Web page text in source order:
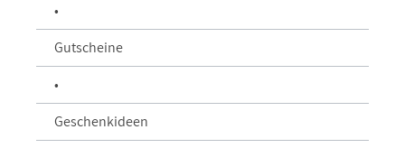
•
Gutscheine
•
Geschenkideen